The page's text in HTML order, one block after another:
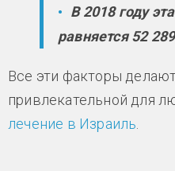
В 2018 году
равняется 52
Все эти факторы
привлекательной для
лечение в Израиль.